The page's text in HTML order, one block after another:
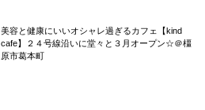
美容と健康にいいオシャレ過ぎるカフェ【kind
cafe】２４号線沿いに堂々と３月オープン☆＠橿
原市葛本町